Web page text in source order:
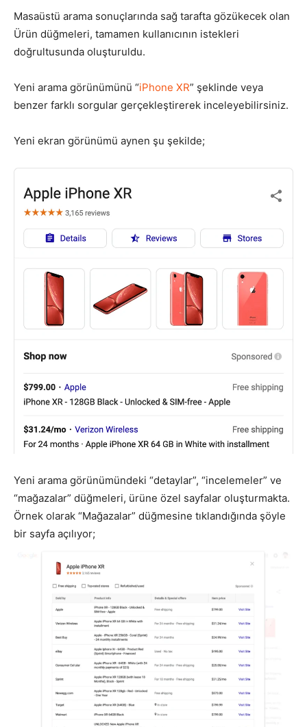
Masaüstü arama sonuçlarında sağ tarafta gözükecek olan
Ürün düğmeleri, tamamen kullanıcının istekleri
doğrultusunda oluşturuldu.
Yeni arama görünümünü “iPhone XR” şeklinde veya
benzer farklı sorgular gerçekleştirerek inceleyebilirsiniz.
Yeni ekran görünümü aynen şu şekilde;
Yeni arama görünümündeki “detaylar”, “incelemeler” ve
“mağazalar” düğmeleri, ürüne özel sayfalar oluşturmakta.
Örnek olarak “Mağazalar” düğmesine tıklandığında şöyle
bir sayfa açılıyor;